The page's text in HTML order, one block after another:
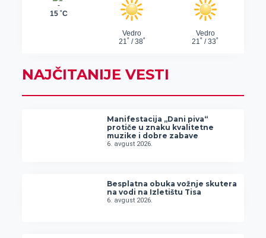
NAJČITANIJE VESTI
Manifestacija „Dani piva“
protiče u znaku kvalitetne
muzike i dobre zabave
6. avgust 2026.
Besplatna obuka vožnje skutera
na vodi na Izletištu Tisa
6. avgust 2026.